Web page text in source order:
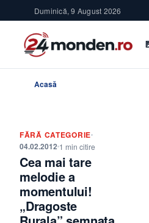
Duminică, 9 August 2026
Acasă
FĂRĂ CATEGORIE
04.02.2012 1 min citire
Cea mai tare
melodie a
momentului!
„Dragoste